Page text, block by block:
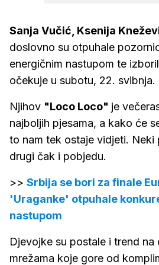
Sanja Vučić, Ksenija
doslovno su otpuhale
energičnim nastupom te
očekuje u subotu, 22. svibnja.
Njihov "Loco Loco" je
najboljih pjesama, a kako će
to nam tek ostaje vidjeti. Neki
drugi čak i pobjedu.
>> Srbija se bori za finale
'Uraganke' otpuhale
nastupom
Djevojke su postale i trend na
mrežama koje gore od